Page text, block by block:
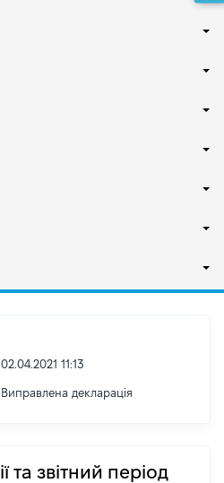
02.04.2021 11:13
Виправлена декларація
та звітний період